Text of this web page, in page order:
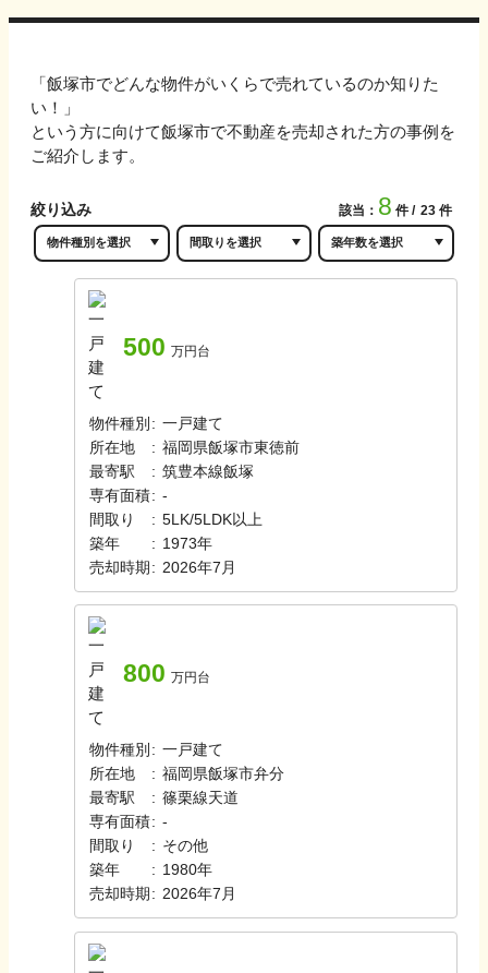
「飯塚市でどんな物件がいくらで売れているのか知りた
い！」
という方に向けて飯塚市で不動産を売却された方の事例を
ご紹介します。
絞り込み 該当： 8 件 23 件
500 万円台
物件種別 : 一戸建て
所在地
: 福岡県飯塚市東徳前
最寄駅
: 筑豊本線飯塚
専有面積: -
間取り
: 5LK/5LDK以上
築年
: 1973年
売却時期 : 2026年7月
800 万円台
物件種別 : 一戸建て
所在地
: 福岡県飯塚市弁分
最寄駅
: 篠栗線天道
専有面積: -
間取り
: その他
築年
: 1980年
売却時期 : 2026年7月